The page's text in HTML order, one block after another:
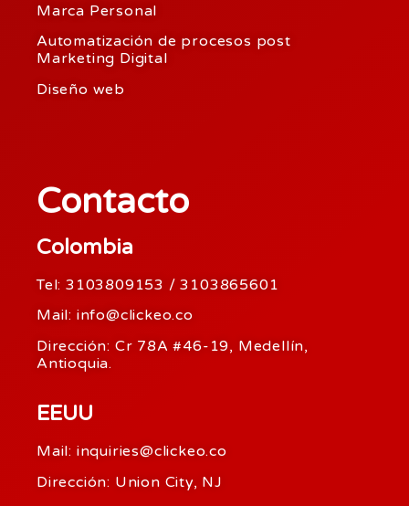
Marca Personal
Automatización de procesos post
Marketing Digital
Diseño web
Contacto
Colombia
Tel: 3103809153 / 3103865601
Mail: info@clickeo.co
Dirección: Cr 78A #46-19, Medellín,
Antioquia.
EEUU
Mail: inquiries@clickeo.co
Dirección: Union City, NJ